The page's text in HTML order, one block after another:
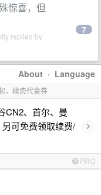
惊喜，但
replied by
7
About · Language
，续费代金券
CN2、首尔、曼
可免费领取续费/
›
PRO